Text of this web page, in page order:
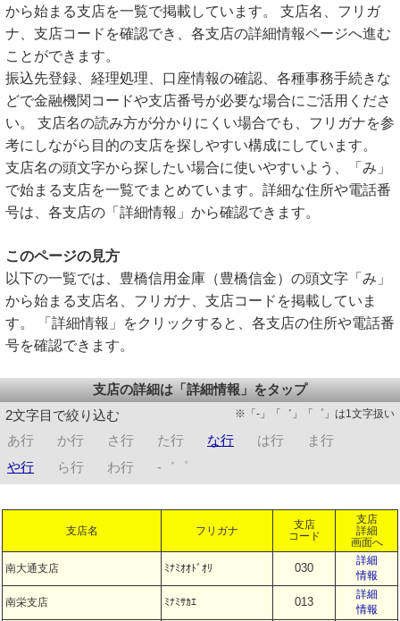
から始まる支店を一覧で掲載しています。 支店名、フリガ
ナ、支店コードを確認でき、各支店の詳細情報ページへ進む
ことができます。
振込先登録、経理処理、口座情報の確認、各種事務手続きな
どで金融機関コードや支店番号が必要な場合にご活用くださ
い。 支店名の読み方が分かりにくい場合でも、フリガナを参
考にしながら目的の支店を探しやすい構成にしています。
支店名の頭文字から探したい場合に使いやすいよう、「み」
で始まる支店を一覧でまとめています。詳細な住所や電話番
号は、各支店の「詳細情報」から確認できます。
このページの見方
以下の一覧では、豊橋信用金庫（豊橋信金）の頭文字「み」
から始まる支店名、フリガナ、支店コードを掲載していま
す。 「詳細情報」をクリックすると、各支店の住所や電話番
号を確認できます。
支店の詳細は「詳細情報」をタップ
2文字目で絞り込む
※「-」「゛」「゜」は1文字扱い
あ行 か行 さ行 た行 な行 は行
ま行
や行
ら行 わ行 -゛゜
支店名 フリガナ
支店
コード
支店
詳細
画面へ
南大通支店 ﾐﾅﾐｵｵﾄﾞｵﾘ 030
詳細
情報
南栄支店 ﾐﾅﾐｻｶｴ 013
詳細
情報